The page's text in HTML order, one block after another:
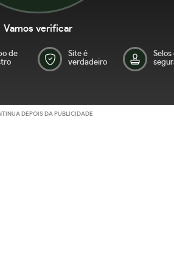
Vamos verificar
de
Site é
verdadeiro
Selos
DEPOIS DA PUBLICIDADE